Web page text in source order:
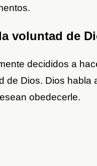
voluntad de
decididos a
de Dios. Dios habla
obedecerle.